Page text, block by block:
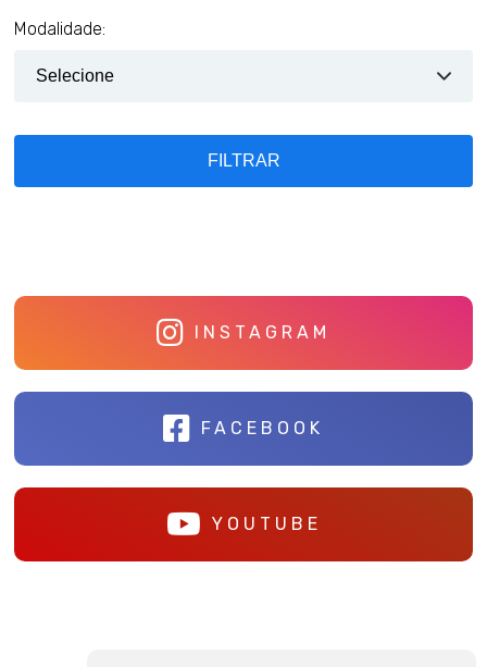
Modalidade:
FILTRAR
INSTAGRAM
FACEBOOK
YOUTUBE